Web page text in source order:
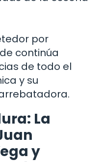
por
continúa
de todo el
y su
La
y